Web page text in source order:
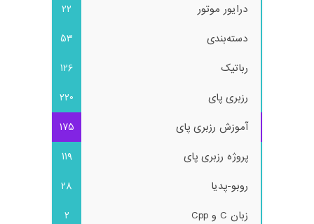
درایور موتور
22
دسته‌بندی
53
رباتیک
126
رزبری پای
220
آموزش رزبری پای
175
پروژه رزبری پای
119
روبو-پدیا
28
زبان C و Cpp
2